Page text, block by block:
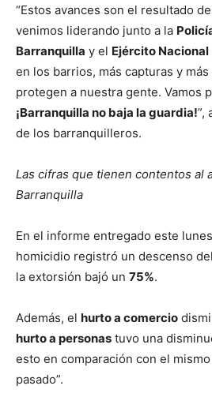
“Estos avances son el resultado
venimos liderando junto a la
Barranquilla y el Ejército Nacional
en los barrios, más capturas y
protegen a nuestra gente. Vamos
¡Barranquilla no baja la guardia!”,
de los barranquilleros.
Las cifras que tienen contentos al
Barranquilla
En el informe entregado este
homicidio registró un descenso del
la extorsión bajó un 75%.
Además, el hurto a comercio
hurto a personas tuvo una
esto en comparación con el
pasado”.